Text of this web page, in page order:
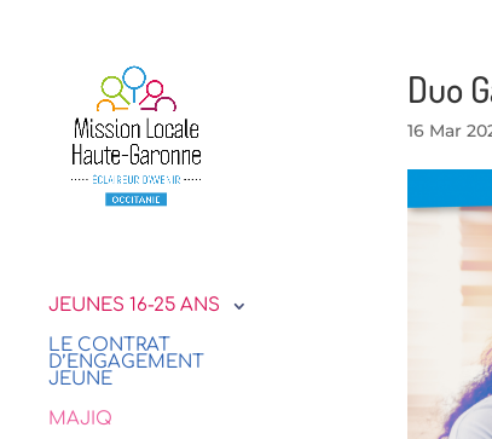
JEUNES 16-25 ANS
LE CONTRAT
D’ENGAGEMENT
JEUNE
MAJIQ
Duo
16 Mar